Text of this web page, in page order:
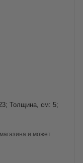
Толщина, см: 5;
и может